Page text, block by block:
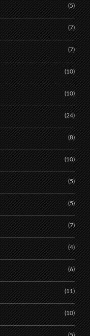
(5)
(7)
(7)
(10)
(10)
(24)
(8)
(10)
(5)
(5)
(7)
(4)
(6)
(11)
(10)